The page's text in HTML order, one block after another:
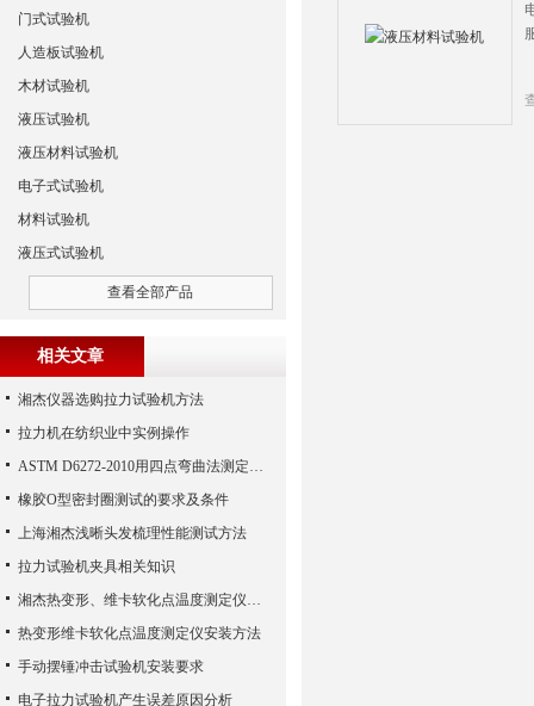
门式试验机
人造板试验机
木材试验机
液压试验机
液压材料试验机
电子式试验机
材料试验机
液压式试验机
查看全部产品
相关文章
湘杰仪器选购拉力试验机方法
拉力机在纺织业中实例操作
ASTM D6272-2010用四点弯曲法测定未增强和增强塑料及电绝缘材料挠曲性能的试验方法
橡胶O型密封圈测试的要求及条件
上海湘杰浅晰头发梳理性能测试方法
拉力试验机夹具相关知识
湘杰热变形、维卡软化点温度测定仪的操作使用说明
热变形维卡软化点温度测定仪安装方法
手动摆锤冲击试验机安装要求
电子拉力试验机产生误差原因分析